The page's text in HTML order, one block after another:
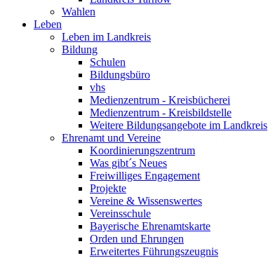
Wahlen
Leben
Leben im Landkreis
Bildung
Schulen
Bildungsbüro
vhs
Medienzentrum - Kreisbücherei
Medienzentrum - Kreisbildstelle
Weitere Bildungsangebote im Landkreis
Ehrenamt und Vereine
Koordinierungszentrum
Was gibt´s Neues
Freiwilliges Engagement
Projekte
Vereine & Wissenswertes
Vereinsschule
Bayerische Ehrenamtskarte
Orden und Ehrungen
Erweitertes Führungszeugnis